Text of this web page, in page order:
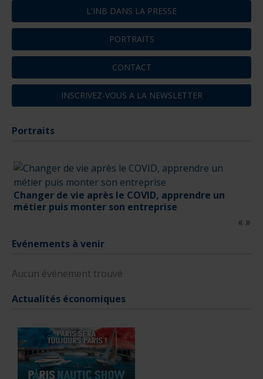
L'INB DANS LA PRESSE
PORTRAITS
CONTACT
INSCRIVEZ-VOUS A LA NEWSLETTER
Portraits
Changer de vie après le COVID, apprendre un
métier puis monter son entreprise
Evénements à venir
Aucun événement trouvé
Actualités économiques